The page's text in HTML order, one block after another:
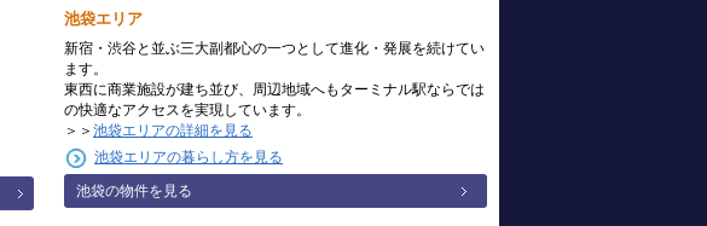
池袋エリア
新宿・渋谷と並ぶ三大副都心の一つとして進化・発展を続けてい
ます。
東西に商業施設が建ち並び、周辺地域へもターミナル駅ならでは
の快適なアクセスを実現しています。
＞＞ 池袋エリアの詳細を見る
池袋エリアの暮らし方を見る
池袋の物件を見る